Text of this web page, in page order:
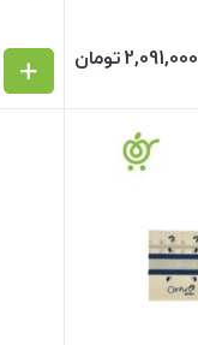
2,091,000تومان